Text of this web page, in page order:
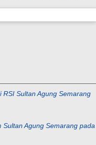
RSI Sultan Agung Semarang
Sultan Agung Semarang pada